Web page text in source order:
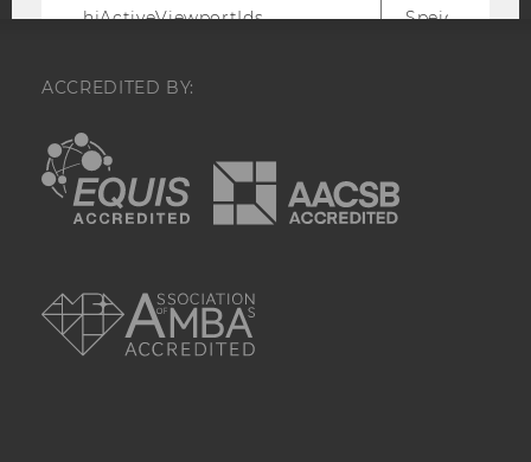
ACCREDITED BY:
EQUIS
hjActiveViewportIds
Speichert die